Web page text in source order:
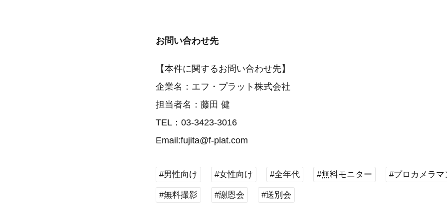
お問い合わせ先
【本件に関するお問い合わせ先】
企業名：エフ・プラット株式会社
担当者名：藤田 健
TEL：03-3423-3016
Email:fujita@f-plat.com
#男性向け #女性向け #全年代 #無料モニター #プロカメラマ
#無料撮影 #謝恩会 #送別会